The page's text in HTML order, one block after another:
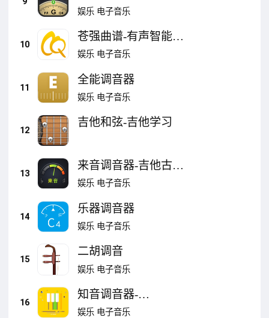
娱乐 电子音乐
10
苍强曲谱-有声智能动
态曲谱
娱乐 电子音乐
11
全能调音器
娱乐 电子音乐
12
吉他和弦-吉他学习
13
来音调音器-吉他古筝
钢琴小提琴
娱乐 电子音乐
14
乐器调音器
娱乐 电子音乐
15
二胡调音
娱乐 电子音乐
16
知音调音器-
GuitarTuner调音器
娱乐 电子音乐